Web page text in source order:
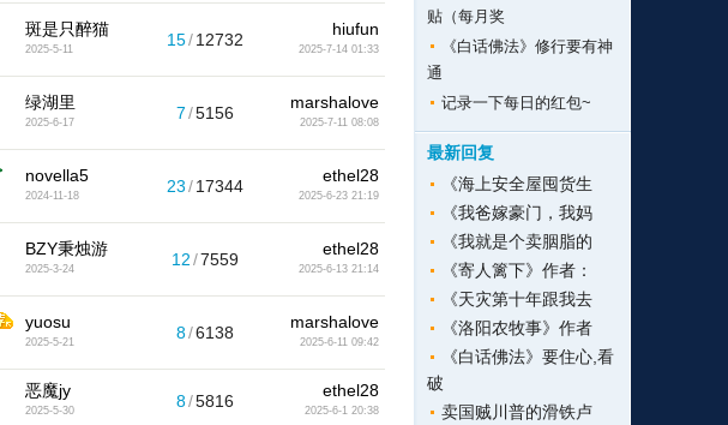
斑是只醉猫
2025-5-11
15/ 12732
hiufun
2025-7-14 01:33
绿湖里
2025-6-17
7/5156
marshalove
2025-7-11 08:08
novella5
2024-11-18
23/ 17344
ethel28
2025-6-23 21:19
BZY秉烛游
2025-3-24
12/7559
ethel28
2025-6-13 21:14
yuosu
2025-5-21
8/6138
marshalove
2025-6-11 09:42
恶魔jy
2025-5-30
8/5816
ethel28
2025-6-1 20:38
贴（每月奖
《白话佛法》修行要有神
通
记录一下每日的红包~
最新回复
《海上安全屋囤货生
《我爸嫁豪门，我妈
《我就是个卖胭脂的
《寄人篱下》作者：
《天灾第十年跟我去
《洛阳农牧事》作者
《白话佛法》要住心,看
破
卖国贼川普的滑铁卢